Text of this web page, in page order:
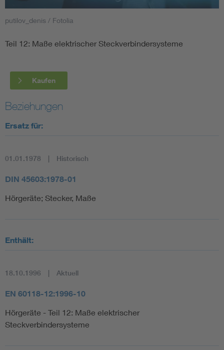
Smart Cities
DKE Fachinformationen im Kontext der Normung
Blitzschutz: DIN EN 62305 in der Übersicht
Circular Economy für mehr Ressourceneffizienz
Cybersecurity in der Industrieautomatisierung
DIN VDE 0100 für sichere Elektroinstallationen
putilov_denis / Fotolia
Teil 12: Maße elektrischer Steckverbindersysteme
Kaufen
Beziehungen
Ersatz für:
01.01.1978 Historisch
DIN 45603:1978-01
Hörgeräte; Stecker, Maße
Enthält:
18.10.1996 Aktuell
EN 60118-12:1996-10
Hörgeräte - Teil 12: Maße elektrischer
Steckverbindersysteme